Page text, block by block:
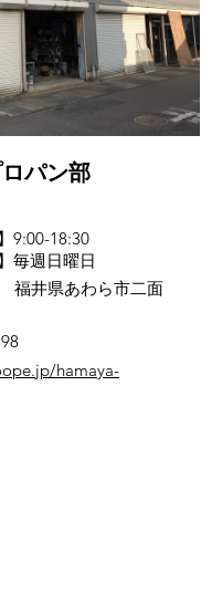
パン部
9:00-18:30
毎週日曜日
福井県あわら市二面
hamaya-